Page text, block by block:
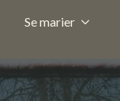
Se marier